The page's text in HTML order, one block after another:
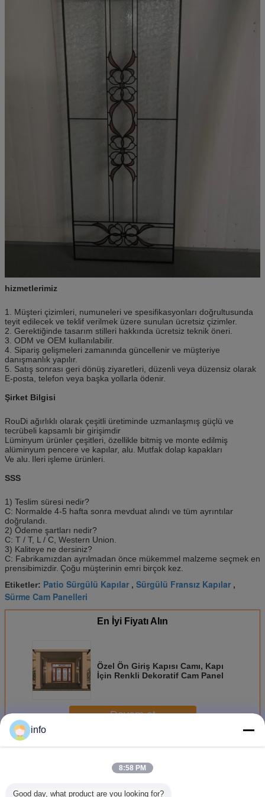
hizmetlerimiz
1. Müşteri çizimleri, numuneleri ve spesifikasyonları doğrultusunda
teyit edilecek ve teklif verilmek üzere sunulan ücretsiz çizimler.
2. Gerektiğinde tasarım stilleri hakkında ücretsiz teknik öneri.
3. ODM ve OEM kullanılabilir.
4. Sipariş gelişmeleri zamanında güncellenir ve müşteriye
danışmanlık yapılır.
5. Satış sonrası geri dönüş ziyaretleri, düzenli veya düzensiz olarak
E-posta, telefon veya başka yollarla ödenir.
Şirket Bilgisi
RouDi ağırlıklı olarak çeşitli üretiminde uzmanlaşmış güçlü ve
tecrübeli kapsamlı bir girişimdir
Lüminyum ürünler çeşitleri, özellikle bitmiş ve monte edilmiş
alüminyum pencere ve kapılar, alu. Mutfak dolap kapakları
Ve alu. Ileri işleme ürünleri.
SSS
1) Teslim süresi nedir?
C: Normalde 4-5 hafta sonra mevduat alındı ​​ve tüm ayrıntılar
doğrulandı.
2) Ödeme şartları nedir?
C: T / T, L / C, Western Union.
3) Kaliteye ne dersiniz?
C: Fabrikamızdan ayrılmadan önce mükemmel malzeme seçmek en
prensibimizdir. Çoğu müşterinin emri birçok kez.
Etiketler: Patio Sürgülü Kapılar , Sürgülü Fransız Kapılar ,
Sürme Cam Panelleri
En İyi Fiyatı Alın
Özel Ön Giriş Kapısı Camı, Kapı
İçin Renkli Dekoratif Cam Panel
Devam et
DahaSürme Cam Kapı
info
8:58 PM
Good day, what product are you looking for?